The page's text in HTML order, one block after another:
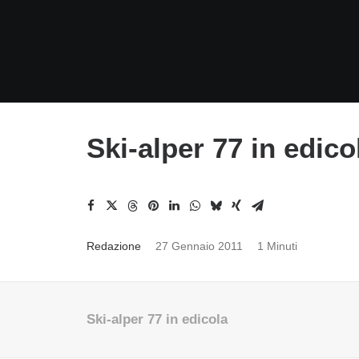
Ski-alper 77 in
Redazione 27 Gennaio 2011 1 Minuti
Ski-alper 77 in edicola